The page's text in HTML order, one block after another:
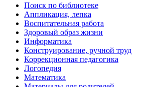
Поиск по библиотеке
Аппликация, лепка
Воспитательная работа
Здоровый образ жизни
Информатика
Конструирование, ручной труд
Коррекционная педагогика
Логопедия
Математика